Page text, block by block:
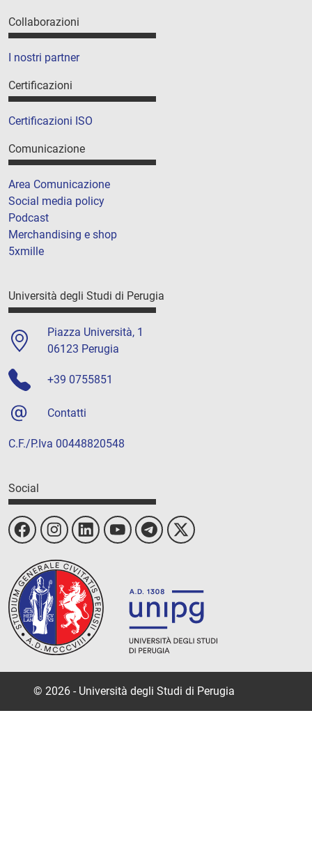
Collaborazioni
I nostri partner
Certificazioni
Certificazioni ISO
Comunicazione
Area Comunicazione
Social media policy
Podcast
Merchandising e shop
5xmille
Università degli Studi di Perugia
Piazza Università, 1
06123 Perugia
+39 0755851
Contatti
C.F./P.Iva 00448820548
Social
© 2026 - Università degli Studi di Perugia